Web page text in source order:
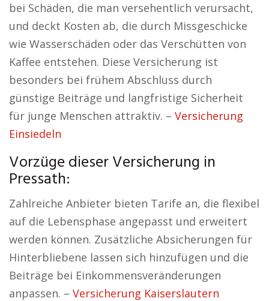
bei Schäden, die man versehentlich verursacht,
und deckt Kosten ab, die durch Missgeschicke
wie Wasserschäden oder das Verschütten von
Kaffee entstehen. Diese Versicherung ist
besonders bei frühem Abschluss durch
günstige Beiträge und langfristige Sicherheit
für junge Menschen attraktiv. – Versicherung
Einsiedeln
Vorzüge dieser Versicherung in
Pressath:
Zahlreiche Anbieter bieten Tarife an, die flexibel
auf die Lebensphase angepasst und erweitert
werden können. Zusätzliche Absicherungen für
Hinterbliebene lassen sich hinzufügen und die
Beiträge bei Einkommensveränderungen
anpassen. – Versicherung Kaiserslautern